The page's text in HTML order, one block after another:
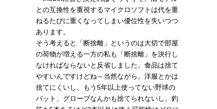
との互換性を重視するマイクロソフトは代を重
ねるたびに重くなってしまい優位性を失いつつ
あります。
そう考えると「断捨離」というのは大切で部屋
の荷物が増える一方の私も「断捨離」を決行し
なければならないと反省しました。食品は捨て
やすいんですけどね～当然ながら。洋服とかは
捨てにくいし、もう5年以上使ってない野球の
バット、グローブなんかも捨てられないし、釣